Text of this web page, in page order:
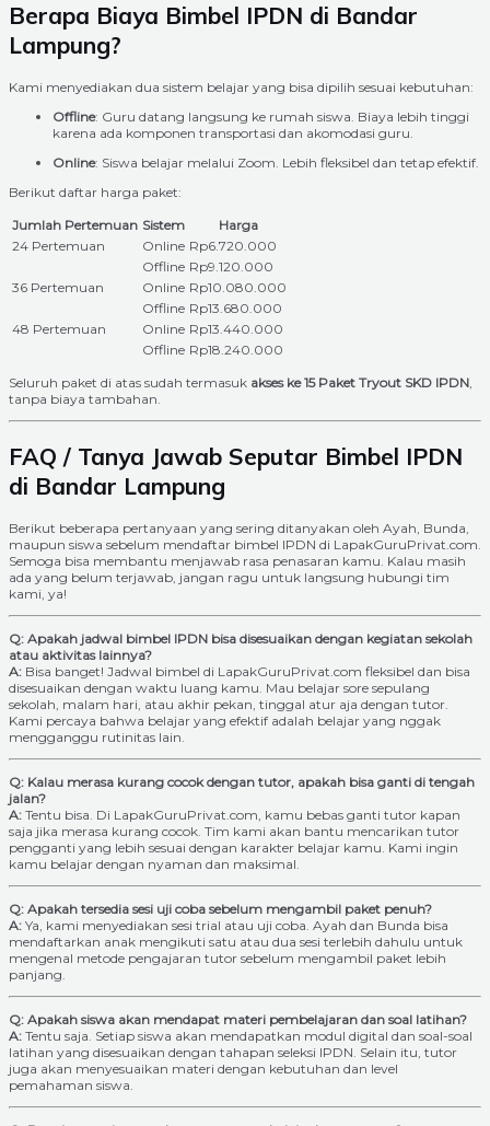
Berapa Biaya Bimbel IPDN di Bandar
Lampung?
Kami menyediakan dua sistem belajar yang bisa dipilih sesuai kebutuhan:
Offline: Guru datang langsung ke rumah siswa. Biaya lebih tinggi
karena ada komponen transportasi dan akomodasi guru.
Online: Siswa belajar melalui Zoom. Lebih fleksibel dan tetap efektif.
Berikut daftar harga paket:
Jumlah Pertemuan Sistem
Harga
24 Pertemuan
Online Rp6.720.000
Offline Rp9.120.000
36 Pertemuan
Online Rp10.080.000
Offline Rp13.680.000
48 Pertemuan
Online Rp13.440.000
Offline Rp18.240.000
Seluruh paket di atas sudah termasuk akses ke 15 Paket Tryout SKD IPDN,
tanpa biaya tambahan.
FAQ / Tanya Jawab Seputar Bimbel IPDN
di Bandar Lampung
Berikut beberapa pertanyaan yang sering ditanyakan oleh Ayah, Bunda,
maupun siswa sebelum mendaftar bimbel IPDN di LapakGuruPrivat.com.
Semoga bisa membantu menjawab rasa penasaran kamu. Kalau masih
ada yang belum terjawab, jangan ragu untuk langsung hubungi tim
kami, ya!
Q: Apakah jadwal bimbel IPDN bisa disesuaikan dengan kegiatan sekolah
atau aktivitas lainnya?
A: Bisa banget! Jadwal bimbel di LapakGuruPrivat.com fleksibel dan bisa
disesuaikan dengan waktu luang kamu. Mau belajar sore sepulang
sekolah, malam hari, atau akhir pekan, tinggal atur aja dengan tutor.
Kami percaya bahwa belajar yang efektif adalah belajar yang nggak
mengganggu rutinitas lain.
Q: Kalau merasa kurang cocok dengan tutor, apakah bisa ganti di tengah
jalan?
A: Tentu bisa. Di LapakGuruPrivat.com, kamu bebas ganti tutor kapan
saja jika merasa kurang cocok. Tim kami akan bantu mencarikan tutor
pengganti yang lebih sesuai dengan karakter belajar kamu. Kami ingin
kamu belajar dengan nyaman dan maksimal.
Q: Apakah tersedia sesi uji coba sebelum mengambil paket penuh?
A: Ya, kami menyediakan sesi trial atau uji coba. Ayah dan Bunda bisa
mendaftarkan anak mengikuti satu atau dua sesi terlebih dahulu untuk
mengenal metode pengajaran tutor sebelum mengambil paket lebih
panjang.
Q: Apakah siswa akan mendapat materi pembelajaran dan soal latihan?
A: Tentu saja. Setiap siswa akan mendapatkan modul digital dan soal-soal
latihan yang disesuaikan dengan tahapan seleksi IPDN. Selain itu, tutor
juga akan menyesuaikan materi dengan kebutuhan dan level
pemahaman siswa.